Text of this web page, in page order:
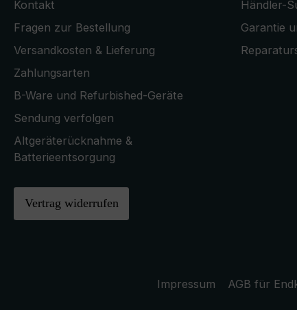
Kontakt
Fragen zur Bestellung
Versandkosten & Lieferung
Zahlungsarten
B-Ware und Refurbished-Geräte
Sendung verfolgen
Altgeräterücknahme &
Batterieentsorgung
Vertrag widerrufen
Händler-
Garantie
Impressum AGB für